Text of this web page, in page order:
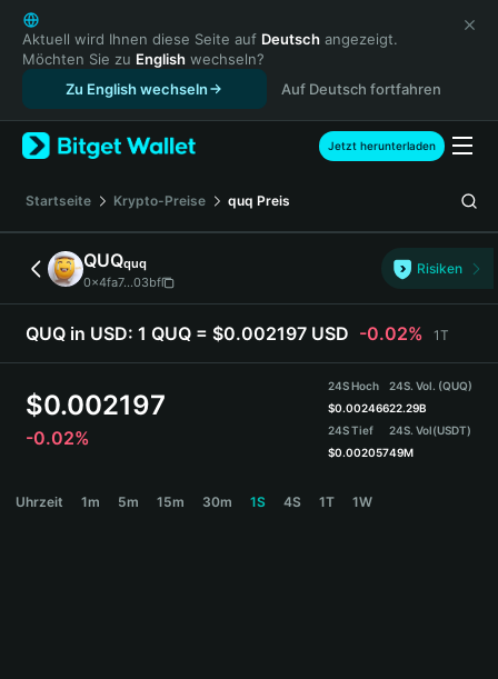
English
日本語
Tiếng Việt
Русский
Español (Latinoamérica)
Türkçe
Français
Deutsch
简体中文
繁體中文
Português (Portugal)
Bahasa Indonesia
ภาษาไทย
Español
Español (Argentina)
Aktuell wird Ihnen diese Seite auf Deutsch angezeigt.
Möchten Sie zu English wechseln?
Zu English wechseln
Auf Deutsch fortfahren
Jetzt herunterladen
Startseite Krypto-Preise quq Preis
QUQquq
0x4fa7...03bf
Risiken
QUQ in USD: 1 QUQ = $0.002197 USD -0.02% 1T
$0.002197
-0.02%
24S Hoch
$0.002466
24S Tief
$0.002057
24S. Vol. (QUQ)
22.29B
24S. Vol(USDT)
49M
Uhrzeit 1m 5m 15m 30m 1S 4S 1T 1W